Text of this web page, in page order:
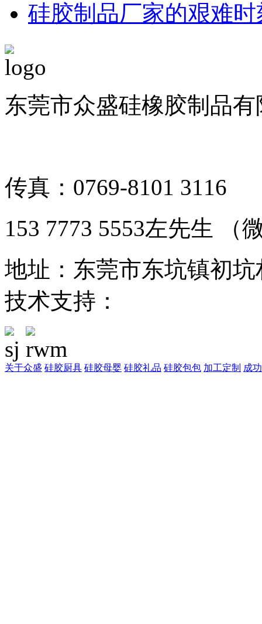
硅胶制品厂家的艰难时
东莞市众盛硅橡胶制品
传真：0769-8101 3116
153 7773 5553左先生 （
地址：东莞市东坑镇初
技术支持：
关于众盛 硅胶厨具 硅胶母婴 硅胶礼品 硅胶包包 加工定制 成